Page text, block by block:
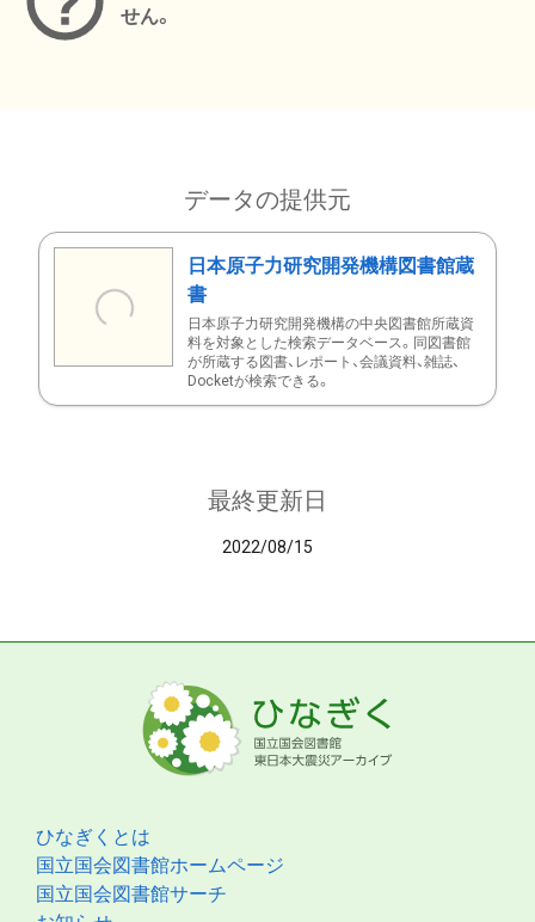
せん。
データの提供元
日本原子力研究開発機構図書館蔵
書
日本原子力研究開発機構の中央図書館所蔵資
料を対象とした検索データベース。同図書館
が所蔵する図書、レポート、会議資料、雑誌、
Docketが検索できる。
最終更新日
2022/08/15
ひなぎくとは
国立国会図書館ホームページ
国立国会図書館サーチ